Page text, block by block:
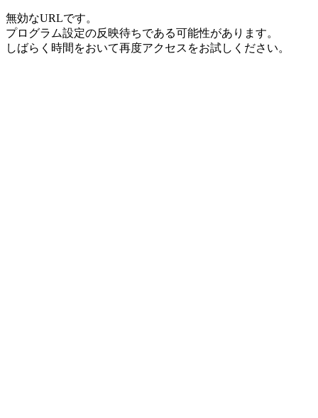
無効なURLです。
プログラム設定の反映待ちである可能性があります。
しばらく時間をおいて再度アクセスをお試しください。